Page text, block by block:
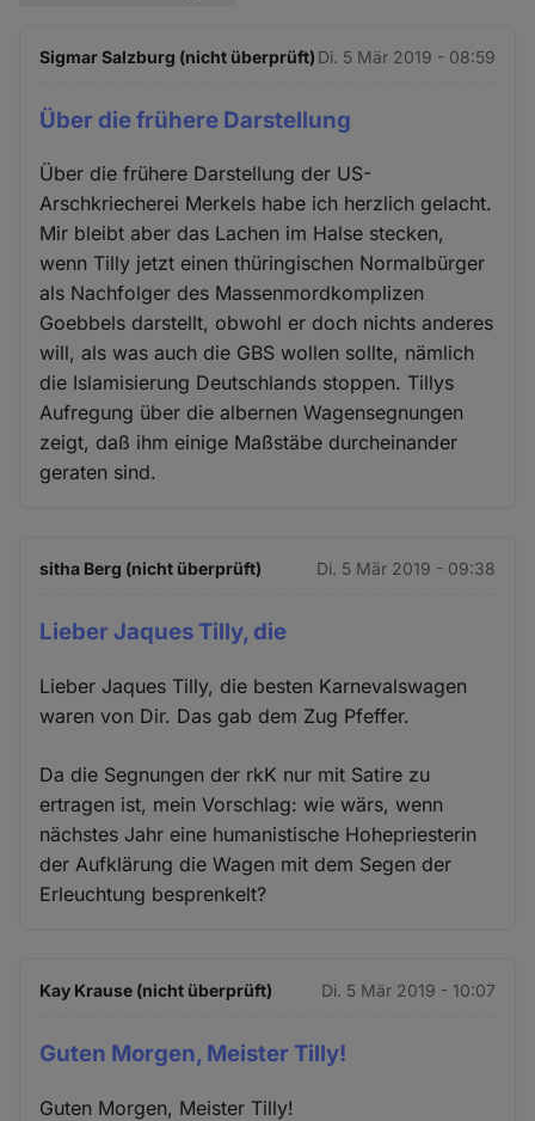
Sigmar Salzburg (nicht überprüft) Di. 5 Mär 2019 - 08:59
Über die frühere Darstellung
Über die frühere Darstellung der US-
Arschkriecherei Merkels habe ich herzlich gelacht.
Mir bleibt aber das Lachen im Halse stecken,
wenn Tilly jetzt einen thüringischen Normalbürger
als Nachfolger des Massenmordkomplizen
Goebbels darstellt, obwohl er doch nichts anderes
will, als was auch die GBS wollen sollte, nämlich
die Islamisierung Deutschlands stoppen. Tillys
Aufregung über die albernen Wagensegnungen
zeigt, daß ihm einige Maßstäbe durcheinander
geraten sind.
sitha Berg (nicht überprüft) Di. 5 Mär 2019 - 09:38
Lieber Jaques Tilly, die
Lieber Jaques Tilly, die besten Karnevalswagen
waren von Dir. Das gab dem Zug Pfeffer.
Da die Segnungen der rkK nur mit Satire zu
ertragen ist, mein Vorschlag: wie wärs, wenn
nächstes Jahr eine humanistische Hohepriesterin
der Aufklärung die Wagen mit dem Segen der
Erleuchtung besprenkelt?
Kay Krause (nicht überprüft) Di. 5 Mär 2019 - 10:07
Guten Morgen, Meister Tilly!
Guten Morgen, Meister Tilly!